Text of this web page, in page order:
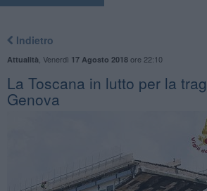
Indietro
Attualità Venerdì 17 Agosto 2018ore 22:10
La Toscana in lutto per la
Genova